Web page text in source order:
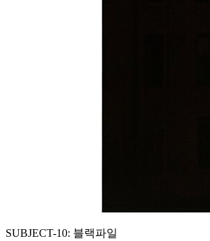
SUBJECT-10: 블랙파일